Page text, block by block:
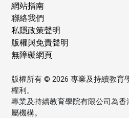
網站指南
聯絡我們
私隱政策聲明
版權與免責聲明
無障礙網頁
版權所有 © 2026 專業及持續教育
權利。
專業及持續教育學院有限公司為香
屬機構。